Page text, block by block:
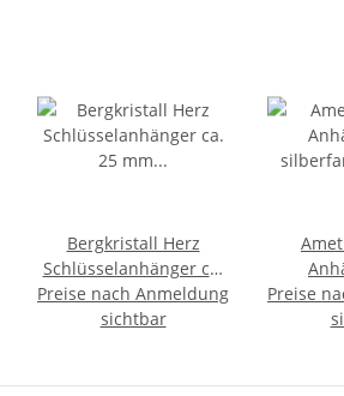
Bergkristall Herz
Schlüsselanhänger ca.
25 mm mit Kette und
Schlüsselring ca. 85
Preise nach Anmeldung
sichtbar
Preise